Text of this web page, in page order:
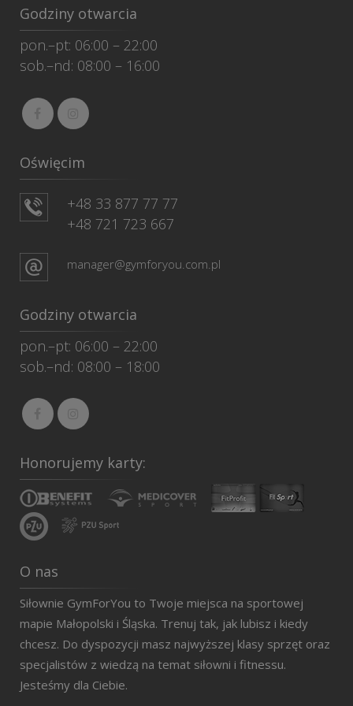
Godziny otwarcia
pon.–pt: 06:00 – 22:00
sob.–nd: 08:00 – 16:00
Oświęcim
+48 33 877 77 77
+48 721 723 667
manager@gymforyou.com.pl
Godziny otwarcia
pon.–pt: 06:00 – 22:00
sob.–nd: 08:00 – 18:00
Honorujemy karty:
O nas
Siłownie GymForYou to Twoje miejsca na sportowej
mapie Małopolski i Śląska. Trenuj tak, jak lubisz i kiedy
chcesz. Do dyspozycji masz najwyższej klasy sprzęt oraz
specjalistów z wiedzą na temat siłowni i fitnessu.
Jesteśmy dla Ciebie.